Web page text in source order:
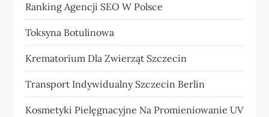
Ranking Agencji SEO W Polsce
Toksyna Botulinowa
Krematorium Dla Zwierząt Szczecin
Transport Indywidualny Szczecin Berlin
Kosmetyki Pielęgnacyjne Na Promieniowanie UV